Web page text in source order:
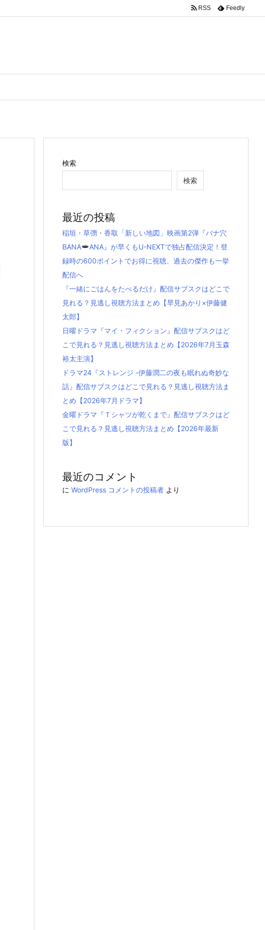
RSS Feedly
検索
検索
最近の投稿
稲垣・草彅・香取「新しい地図」映画第2弾『バナ穴
BANA
ANA』が早くもU-NEXTで独占配信決定！登
録時の600ポイントでお得に視聴、過去の傑作も一挙
配信へ
『一緒にごはんをたべるだけ』配信サブスクはどこで
見れる？見逃し視聴方法まとめ【早見あかり×伊藤健
太郎】
日曜ドラマ『マイ・フィクション』配信サブスクはど
こで見れる？見逃し視聴方法まとめ【2026年7月玉森
裕太主演】
ドラマ24『ストレンジ -伊藤潤二の夜も眠れぬ奇妙な
話』配信サブスクはどこで見れる？見逃し視聴方法ま
とめ【2026年7月ドラマ】
金曜ドラマ『Ｔシャツが乾くまで』配信サブスクはど
こで見れる？見逃し視聴方法まとめ【2026年最新
版】
最近のコメント
に WordPress コメントの投稿者 より